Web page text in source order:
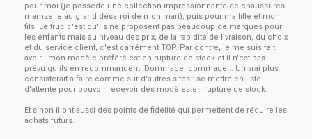
pour moi (je possède une collection impressionnante de chaussures
mamzelle au grand désarroi de mon mari), puis pour ma fille et mon
fils. Le truc c'est qu'ils ne proposent pas beaucoup de marques pour
les enfants mais au niveau des prix, de la rapidité de livraison, du choix
et du service client, c'est carrément TOP. Par contre, je me suis fait
avoir : mon modèle préféré est en rupture de stock et il n'est pas
prévu qu'ils en recommandent. Dommage, dommage... Un vrai plus
consisterait à faire comme sur d'autres sites : se mettre en liste
d'attente pour pouvoir recevoir des modèles en rupture de stock.
Et sinon il ont aussi des points de fidélité qui permettent de réduire les
achats futurs.